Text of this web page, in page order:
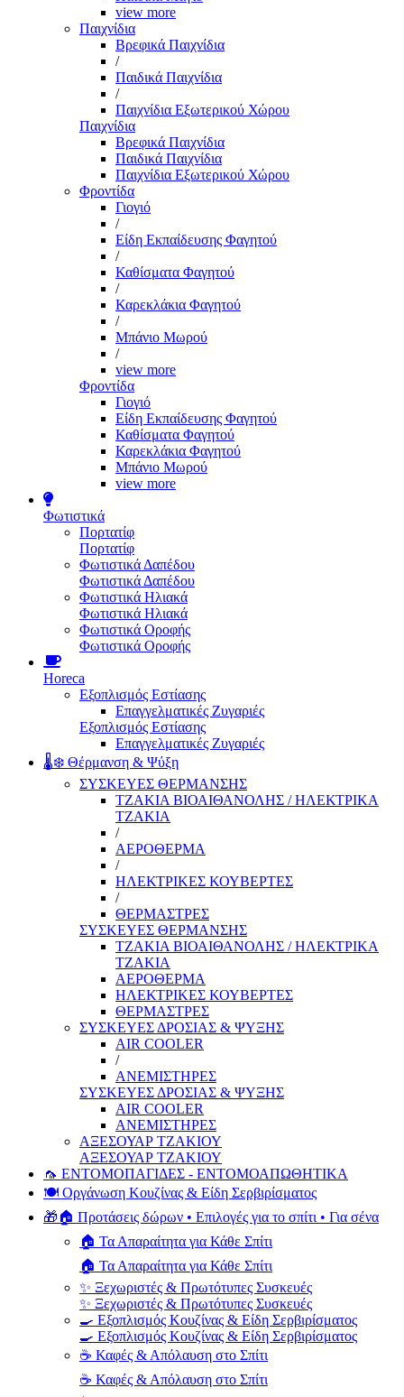
view more
Παιχνίδια
Βρεφικά Παιχνίδια
/
Παιδικά Παιχνίδια
/
Παιχνίδια Εξωτερικού Χώρου
Παιχνίδια
Βρεφικά Παιχνίδια
Παιδικά Παιχνίδια
Παιχνίδια Εξωτερικού Χώρου
Φροντίδα
Γιογιό
/
Είδη Εκπαίδευσης Φαγητού
/
Καθίσματα Φαγητού
/
Καρεκλάκια Φαγητού
/
Μπάνιο Μωρού
/
view more
Φροντίδα
Γιογιό
Είδη Εκπαίδευσης Φαγητού
Καθίσματα Φαγητού
Καρεκλάκια Φαγητού
Μπάνιο Μωρού
view more
Φωτιστικά
Πορτατίφ
Πορτατίφ
Φωτιστικά Δαπέδου
Φωτιστικά Δαπέδου
Φωτιστικά Ηλιακά
Φωτιστικά Ηλιακά
Φωτιστικά Οροφής
Φωτιστικά Οροφής
Horeca
Εξοπλισμός Εστίασης
Επαγγελματικές Ζυγαριές
Εξοπλισμός Εστίασης
Επαγγελματικές Ζυγαριές
🌡️❄️ Θέρμανση & Ψύξη
ΣΥΣΚΕΥΕΣ ΘΕΡΜΑΝΣΗΣ
ΤΖΑΚΙΑ ΒΙΟΑΙΘΑΝΟΛΗΣ / ΗΛΕΚΤΡΙΚΑ
ΤΖΑΚΙΑ
/
ΑΕΡΟΘΕΡΜΑ
/
ΗΛΕΚΤΡΙΚΕΣ ΚΟΥΒΕΡΤΕΣ
/
ΘΕΡΜΑΣΤΡΕΣ
ΣΥΣΚΕΥΕΣ ΘΕΡΜΑΝΣΗΣ
ΤΖΑΚΙΑ ΒΙΟΑΙΘΑΝΟΛΗΣ / ΗΛΕΚΤΡΙΚΑ
ΤΖΑΚΙΑ
ΑΕΡΟΘΕΡΜΑ
ΗΛΕΚΤΡΙΚΕΣ ΚΟΥΒΕΡΤΕΣ
ΘΕΡΜΑΣΤΡΕΣ
ΣΥΣΚΕΥΕΣ ΔΡΟΣΙΑΣ & ΨΥΞΗΣ
AIR COOLER
/
ΑΝΕΜΙΣΤΗΡΕΣ
ΣΥΣΚΕΥΕΣ ΔΡΟΣΙΑΣ & ΨΥΞΗΣ
AIR COOLER
ΑΝΕΜΙΣΤΗΡΕΣ
ΑΞΕΣΟΥΑΡ ΤΖΑΚΙΟΥ
ΑΞΕΣΟΥΑΡ ΤΖΑΚΙΟΥ
🦟 ΕΝΤΟΜΟΠΑΓΙΔΕΣ - ΕΝΤΟΜΟΑΠΩΘΗΤΙΚΑ
🍽️ Οργάνωση Κουζίνας & Είδη Σερβιρίσματος
🎁🏠 Προτάσεις δώρων • Επιλογές για το σπίτι • Για σένα
🏠 Τα Απαραίτητα για Κάθε Σπίτι
🏠 Τα Απαραίτητα για Κάθε Σπίτι
✨ Ξεχωριστές & Πρωτότυπες Συσκευές
✨ Ξεχωριστές & Πρωτότυπες Συσκευές
🍳 Εξοπλισμός Κουζίνας & Είδη Σερβιρίσματος
🍳 Εξοπλισμός Κουζίνας & Είδη Σερβιρίσματος
☕ Καφές & Απόλαυση στο Σπίτι
☕ Καφές & Απόλαυση στο Σπίτι